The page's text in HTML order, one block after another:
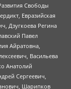
Свободы
Евразийская
Дзугкоева Регина
Павел
Айратовна,
Васильева
Анатолий
Сергеевич,
Шарипков